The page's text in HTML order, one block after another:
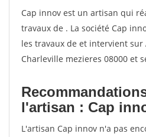
Cap innov est un artisan qui
travaux de . La société Cap
les travaux de et intervient sur
Charleville mezieres 08000 et
l'artisan : Cap
L'artisan Cap innov n'a pas